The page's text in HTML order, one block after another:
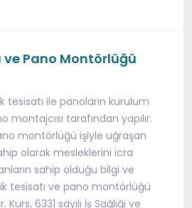
ve Pano Montörlüğü
tesisatı ile panoların kurulum
montajcısı tarafından yapılır.
montörlüğü işiyle uğraşan
olarak mesleklerini icra
sahip olduğu bilgi ve
tesisatı ve pano montörlüğü
6331 sayılı İş Sağlığı ve